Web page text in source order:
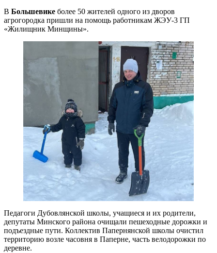
В Большевике более 50 жителей одного из дворов
агрогородка пришли на помощь работникам ЖЭУ-3 ГП
«Жилищник Минщины».
Педагоги Дубовлянской школы, учащиеся и их родители,
депутаты Минского района очищали пешеходные дорожки и
подъездные пути. Коллектив Папернянской школы очистил
территорию возле часовня в Паперне, часть велодорожки по
деревне.